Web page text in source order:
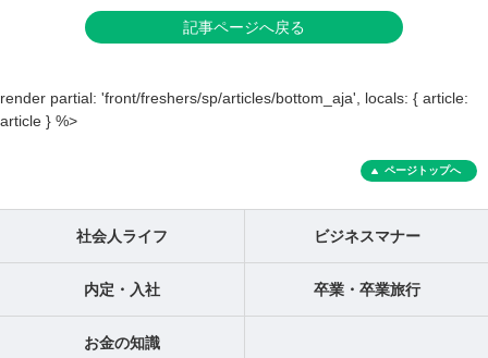
記事ページへ戻る
render partial: 'front/freshers/sp/articles/bottom_aja', locals: { article:
article } %>
ページトップへ
社会人ライフ ビジネスマナー
内定・入社 卒業・卒業旅行
お金の知識